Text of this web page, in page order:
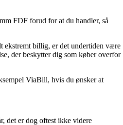
FDF forud for at du handler, så
ekstremt billig, er det undertiden være
der beskytter dig som køber overfor
ViaBill, hvis du ønsker at
det er dog oftest ikke videre